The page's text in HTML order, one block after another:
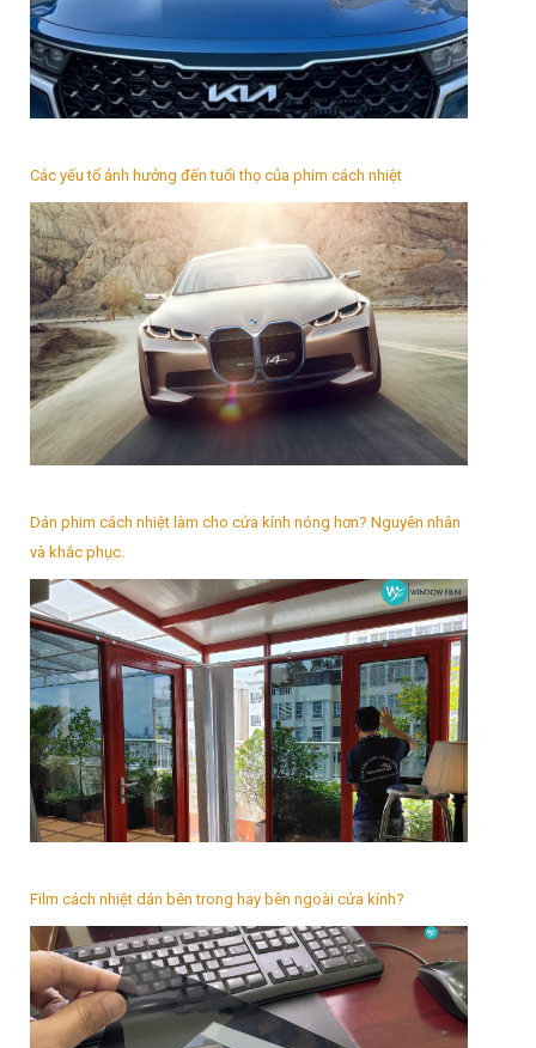
Các yếu tố ảnh hưởng đến tuổi thọ của phim cách nhiệt
Dán phim cách nhiệt làm cho cửa kính nóng hơn? Nguyên nhân
và khắc phục.
Film cách nhiệt dán bên trong hay bên ngoài cửa kính?